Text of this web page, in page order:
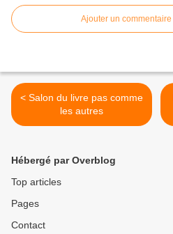
Ajouter un commentaire
< Salon du livre pas comme
les autres
Hébergé par Overblog
Top articles
Pages
Contact